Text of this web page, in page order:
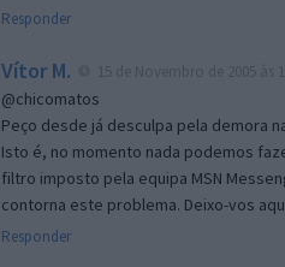
Responder
Vítor M.
@chicomatos
Peço desde já desculpa pela demora
Isto é, no momento nada podemos
filtro imposto pela equipa MSN
contorna este problema. Deixo-vos
Responder